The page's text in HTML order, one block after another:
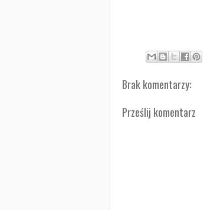
Brak komentarzy:
Prześlij komentarz